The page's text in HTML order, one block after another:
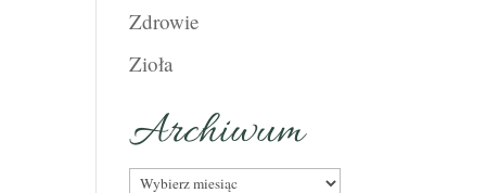
Zdrowie
Zioła
Archiwum
Archiwum